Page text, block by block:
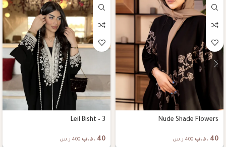
Nude Shade Flowers
40 .د.ب 400 ر.س
Leil Bisht – 3
40 .د.ب 400 ر.س